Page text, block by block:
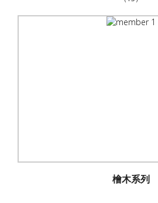
檜木系列